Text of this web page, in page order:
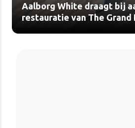
Aalborg White draagt bij
restauratie van The